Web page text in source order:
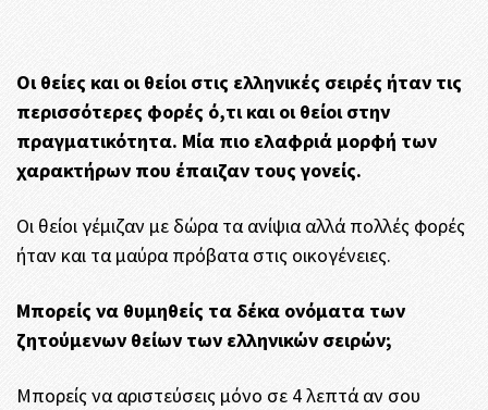
Οι θείες και οι θείοι στις ελληνικές σειρές ήταν τις
περισσότερες φορές ό,τι και οι θείοι στην
πραγματικότητα. Μία πιο ελαφριά μορφή των
χαρακτήρων που έπαιζαν τους γονείς.
Οι θείοι γέμιζαν με δώρα τα ανίψια αλλά πολλές φορές
ήταν και τα μαύρα πρόβατα στις οικογένειες.
Μπορείς να θυμηθείς τα δέκα ονόματα των
ζητούμενων θείων των ελληνικών σειρών;
Μπορείς να αριστεύσεις μόνο σε 4 λεπτά αν σου